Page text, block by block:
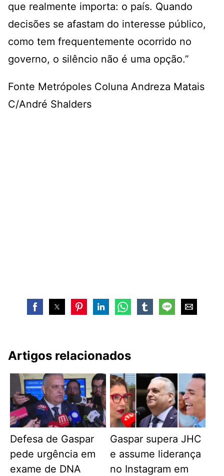
que realmente importa: o país. Quando
decisões se afastam do interesse público,
como tem frequentemente ocorrido no
governo, o silêncio não é uma opção.”
Fonte Metrópoles Coluna Andreza Matais
C/André Shalders
Artigos relacionados
Defesa de Gaspar
pede urgência em
exame de DNA
Gaspar supera JHC
e assume liderança
no Instagram em